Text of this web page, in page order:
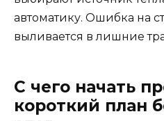
автоматику. Ошибка на
выливается в лишние
С чего начать
короткий план